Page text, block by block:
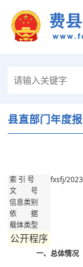
县直部门年度
索 引 号 fxsfj/
文 号
信息类别
依 据
载体类型
公开程序
一、总体情况